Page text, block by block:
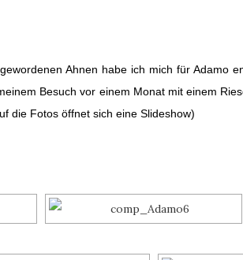
Ahnen habe ich mich für Adamo
Besuch vor einem Monat mit einem
die Fotos öffnet sich eine Slideshow)